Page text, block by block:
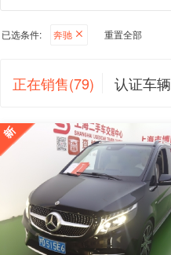
已选条件: 奔驰 重置全部
正在销售(79) 认证车辆